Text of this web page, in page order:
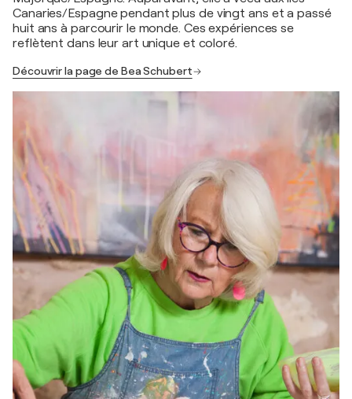
Canaries/Espagne pendant plus de vingt ans et a passé
huit ans à parcourir le monde. Ces expériences se
reflètent dans leur art unique et coloré.
Découvrir la page de Bea Schubert